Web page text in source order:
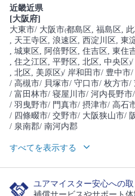
近畿近県
[大阪府]
大東市/ 大阪市(都島区 , 福島区 ,
, 天王寺区 , 浪速区 , 西淀川区 , 東
, 城東区 , 阿倍野区 , 住吉区 , 東住
, 住之江区 , 平野区 , 北区 , 中央区)/
, 北区 , 美原区)/ 岸和田市/ 豊中市/
/ 高槻市/ 貝塚市/ 守口市/ 枚方市/
/ 富田林市/ 寝屋川市/ 河内長野市
/ 羽曳野市/ 門真市/ 摂津市/ 高石
/ 四條畷市/ 交野市/ 大阪狭山市/
/ 泉南郡/ 南河内郡
すべてを表示する
ユアマイスター安心への